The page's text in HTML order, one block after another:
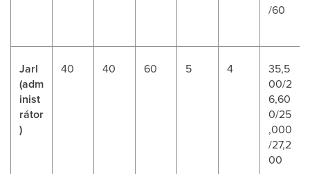
/60
Jarl
(adm
inist
rátor
)
40 40 60 5 4
35,5
00/2
6,60
0/25
,000
/27,2
00